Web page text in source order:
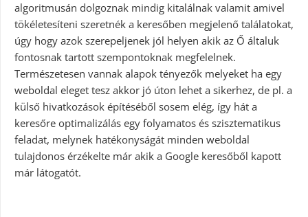
algoritmusán dolgoznak mindig kitalálnak valamit amivel
tökéletesíteni szeretnék a keresőben megjelenő találatokat,
úgy hogy azok szerepeljenek jól helyen akik az Ő általuk
fontosnak tartott szempontoknak megfelelnek.
Természetesen vannak alapok tényezők melyeket ha egy
weboldal eleget tesz akkor jó úton lehet a sikerhez, de pl. a
külső hivatkozások építéséből sosem elég, így hát a
keresőre optimalizálás egy folyamatos és szisztematikus
feladat, melynek hatékonyságát minden weboldal
tulajdonos érzékelte már akik a Google keresőből kapott
már látogatót.